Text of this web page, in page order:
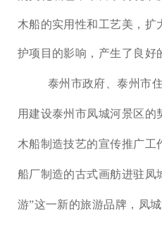
木船的实用性和工艺美，扩
护项目的影响，产生了良好
泰州市政府、泰州市
用建设泰州市凤城河景区
木船制造技艺的宣传推广工
船厂制造的古式画舫进驻凤
游”这一新的旅游品牌，凤